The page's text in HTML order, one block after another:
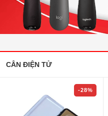
CÂN ĐIỆN TỬ
-28%